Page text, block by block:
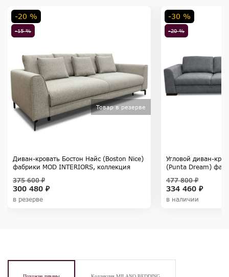
-15 %
-20 %
Товар в резерве
Диван-кровать Бостон Найс (Boston Nice)
фабрики MOD INTERIORS, коллекция
300 480 ₽
375 600 ₽
в резерве
-20 %
-30 %
Угловой диван-
(Punta Dream)
334 460 ₽
477 800 ₽
в наличии